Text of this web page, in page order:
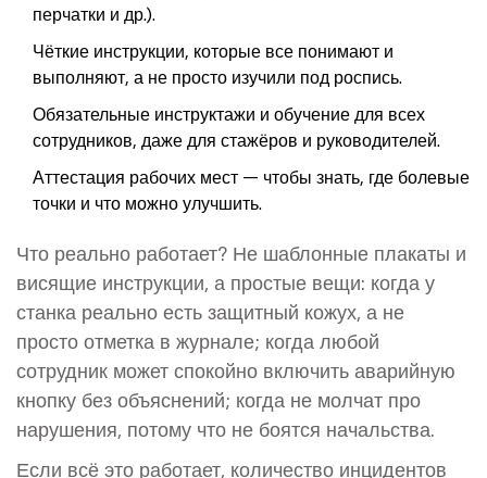
перчатки и др.).
Чёткие инструкции, которые все понимают и
выполняют, а не просто изучили под роспись.
Обязательные инструктажи и обучение для всех
сотрудников, даже для стажёров и руководителей.
Аттестация рабочих мест — чтобы знать, где болевые
точки и что можно улучшить.
Что реально работает? Не шаблонные плакаты и
висящие инструкции, а простые вещи: когда у
станка реально есть защитный кожух, а не
просто отметка в журнале; когда любой
сотрудник может спокойно включить аварийную
кнопку без объяснений; когда не молчат про
нарушения, потому что не боятся начальства.
Если всё это работает, количество инцидентов